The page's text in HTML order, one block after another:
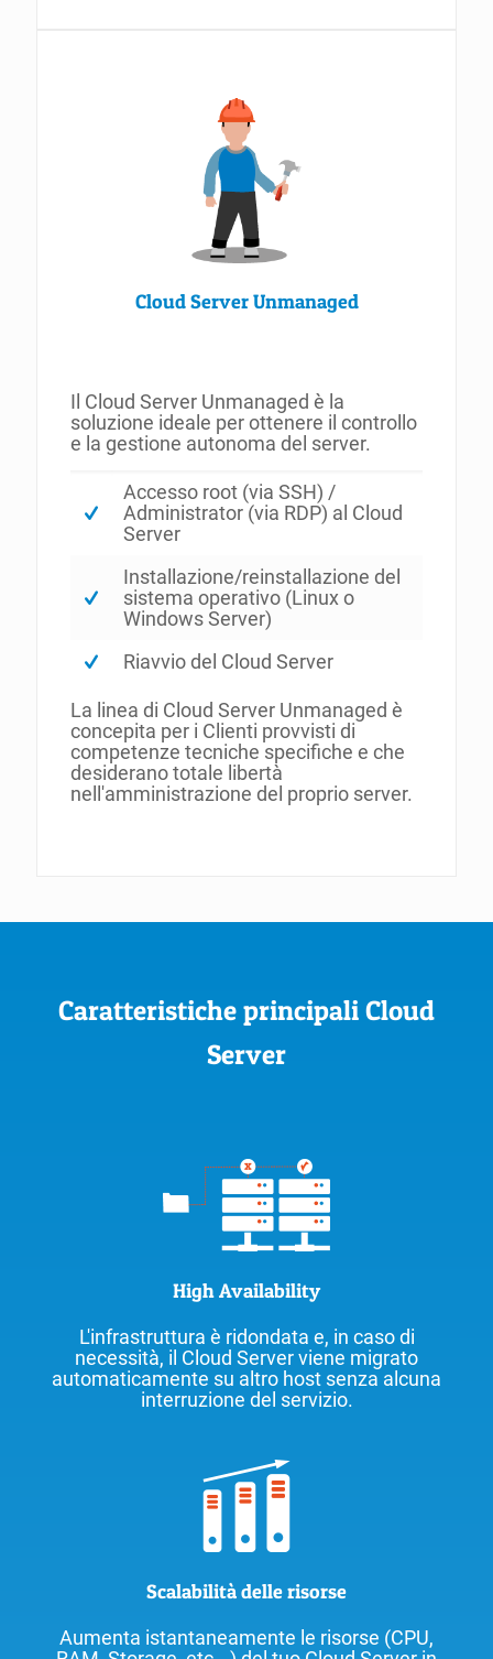
Cloud Server Unmanaged
Il Cloud Server Unmanaged è la
soluzione ideale per ottenere il controllo
e la gestione autonoma del server.
Accesso root (via SSH) /
Administrator (via RDP) al Cloud
Server
Installazione/reinstallazione del
sistema operativo (Linux o
Windows Server)
Riavvio del Cloud Server
La linea di Cloud Server Unmanaged è
concepita per i Clienti provvisti di
competenze tecniche specifiche e che
desiderano totale libertà
nell'amministrazione del proprio server.
Caratteristiche principali Cloud
Server
High Availability
L'infrastruttura è ridondata e, in caso di
necessità, il Cloud Server viene migrato
automaticamente su altro host senza alcuna
interruzione del servizio.
Scalabilità delle risorse
Aumenta istantaneamente le risorse (CPU,